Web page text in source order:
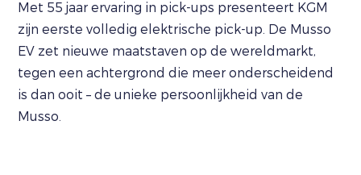
Met 55 jaar ervaring in pick-ups presenteert KGM
zijn eerste volledig elektrische pick-up. De Musso
EV zet nieuwe maatstaven op de wereldmarkt,
tegen een achtergrond die meer onderscheidend
is dan ooit – de unieke persoonlijkheid van de
Musso.